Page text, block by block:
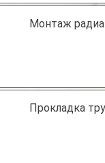
Монтаж
Прокладка